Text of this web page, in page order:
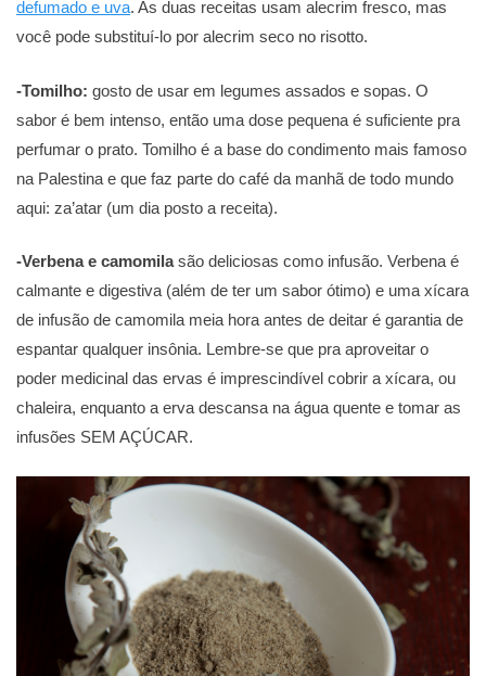
defumado e uva. As duas receitas usam alecrim fresco, mas
você pode substituí-lo por alecrim seco no risotto.
-Tomilho: gosto de usar em legumes assados e sopas. O
sabor é bem intenso, então uma dose pequena é suficiente pra
perfumar o prato. Tomilho é a base do condimento mais famoso
na Palestina e que faz parte do café da manhã de todo mundo
aqui: za’atar (um dia posto a receita).
-Verbena e camomilasão deliciosas como infusão. Verbena é
calmante e digestiva (além de ter um sabor ótimo) e uma xícara
de infusão de camomila meia hora antes de deitar é garantia de
espantar qualquer insônia. Lembre-se que pra aproveitar o
poder medicinal das ervas é imprescindível cobrir a xícara, ou
chaleira, enquanto a erva descansa na água quente e tomar as
infusões SEM AÇÚCAR.